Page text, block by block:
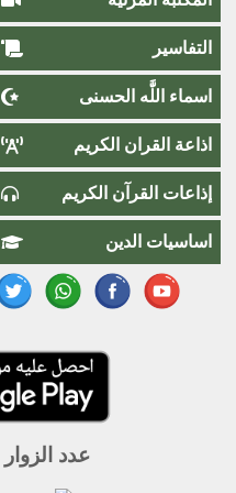
التفاسير
اسماء اللَّٰه الحسنى
اذاعة القران الكريم
إذاعات القرآن الكريم
اساسيات الدين
عدد